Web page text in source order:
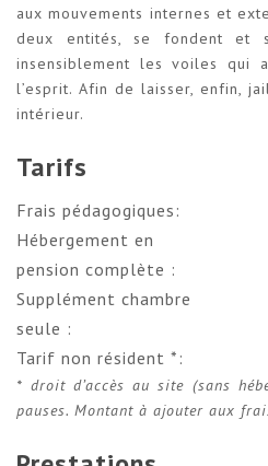
aux mouvements internes et
deux entités, se fondent et
insensiblement les voiles qui
l’esprit. Afin de laisser, enfin,
intérieur.
Tarifs
Frais pédagogiques:
Hébergement en
pension complète :
Supplément chambre
seule :
Tarif non résident *:
* droit d’accès au site (sans
pauses. Montant à ajouter aux